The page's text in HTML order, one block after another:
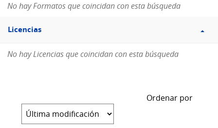
No hay Formatos que coincidan con esta búsqueda
Filtro
Licencias
Licencias
No hay Licencias que coincidan con esta búsqueda
Ordenar por